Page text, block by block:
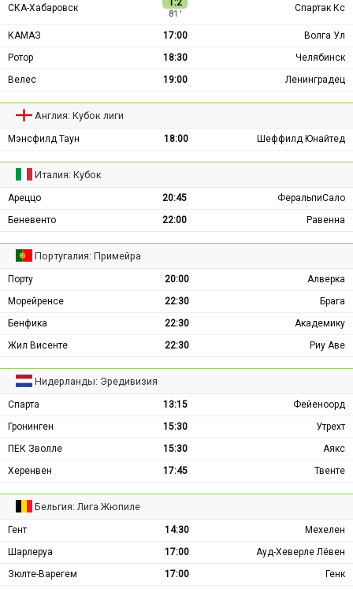
СКА-Хабаровск 1:2
81 ′
Спартак Кс
КАМАЗ 17:00
Волга Ул
Ротор
18:30
Челябинск
Велес
19:00 Ленинградец
Англия: Кубок лиги
Мэнсфилд Таун 18:00 Шеффилд Юнайтед
Италия: Кубок
Ареццо 20:45
ФеральпиСало
Беневенто
22:00 Равенна
Португалия: Примейра
Порту 20:00
Алверка
Морейренсе
22:30
Брага
Бенфика
22:30
Академику
Жил Висенте
22:30 Риу Аве
Нидерланды: Эредивизия
Спарта 13:15
Фейеноорд
Гронинген
15:30
Утрехт
ПЕК Зволле
15:30
Аякс
Херенвен
17:45 Твенте
Бельгия: Лига Жюпиле
Гент 14:30
Мехелен
Шарлеруа
17:00
Ауд-Хеверле Лёвен
Зюлте-Варегем
17:00
Генк